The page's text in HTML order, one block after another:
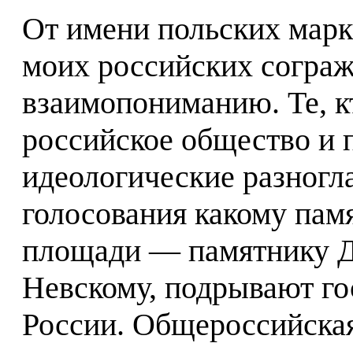
От имени польских
моих российских
взаимопониманию. Те,
российское общество и
идеологические
голосования какому
площади — памятнику
Невскому, подрывают
России.